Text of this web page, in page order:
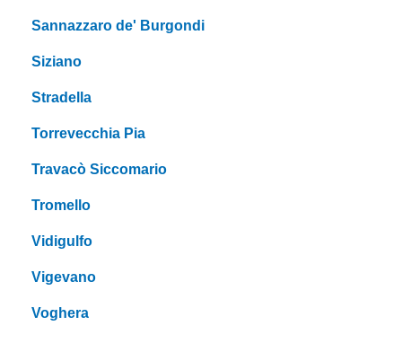
Sannazzaro de' Burgondi
Siziano
Stradella
Torrevecchia Pia
Travacò Siccomario
Tromello
Vidigulfo
Vigevano
Voghera